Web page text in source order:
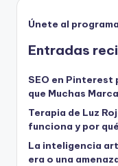
Únete al
Entradas
SEO en Pinterest
que Muchas
Terapia de Luz
funciona y por
La inteligencia
era o una